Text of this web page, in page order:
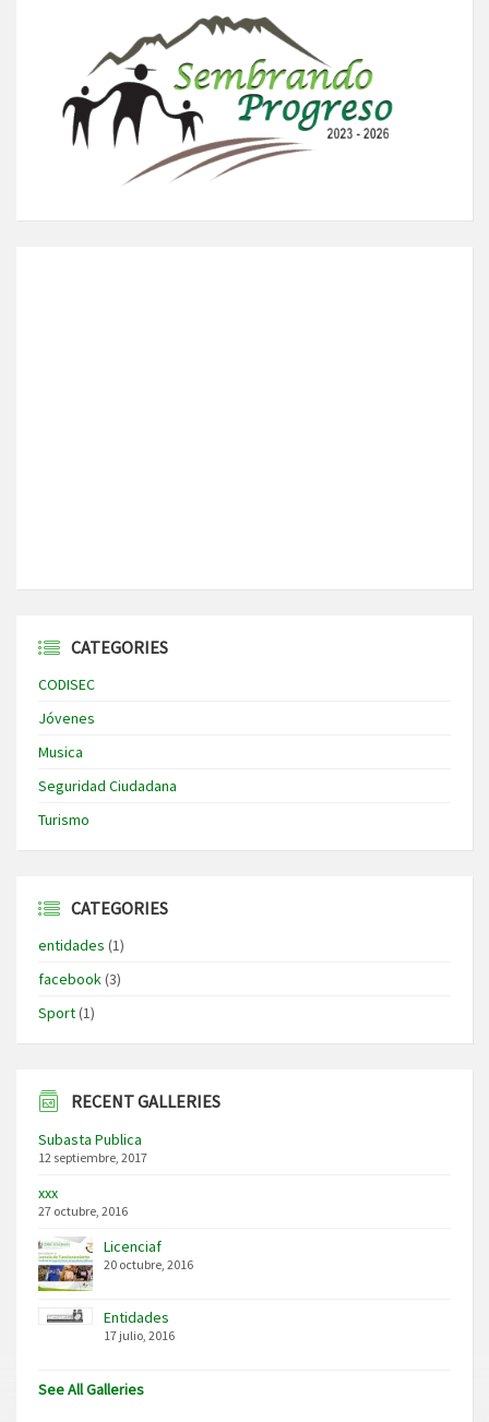
CATEGORIES
CODISEC
Jóvenes
Musica
Seguridad Ciudadana
Turismo
CATEGORIES
entidades (1)
facebook (3)
Sport(1)
RECENT GALLERIES
Subasta Publica
12 septiembre, 2017
xxx
27 octubre, 2016
Licenciaf
20 octubre, 2016
Entidades
17 julio, 2016
See All Galleries